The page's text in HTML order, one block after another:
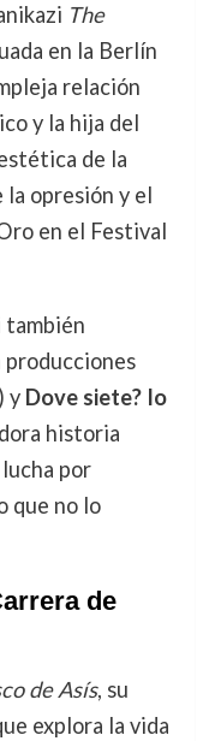
The
en la Berlín
relación
y la hija del
de la
opresión y el
en el Festival
también
y Dove siete? Io
historia
por
que no lo
de
de Asís, su
explora la vida